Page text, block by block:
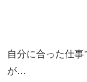
自分に合った仕
が…